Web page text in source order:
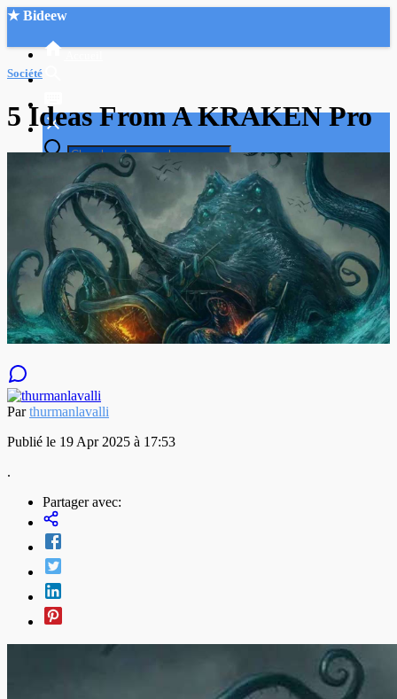
★ Bideew
Recherche Avancée
Mon compte
Connexion
Créer un compte
Mode nuit
Société
5 Ideas From A KRAKEN Pro
Parthurmanlavalli
Publié le 19 Apr 2025 à 17:53
.
Partager avec: